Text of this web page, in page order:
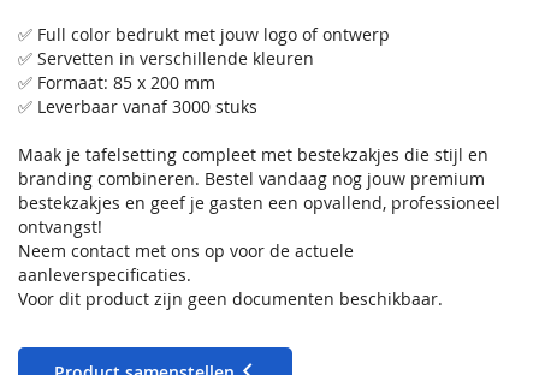
✅ Full color bedrukt met jouw logo of ontwerp
✅ Servetten in verschillende kleuren
✅ Formaat: 85 x 200 mm
✅ Leverbaar vanaf 3000 stuks
Maak je tafelsetting compleet met bestekzakjes die stijl en
branding combineren. Bestel vandaag nog jouw premium
bestekzakjes en geef je gasten een opvallend, professioneel
ontvangst!
Neem contact met ons op voor de actuele
aanleverspecificaties.
Voor dit product zijn geen documenten beschikbaar.